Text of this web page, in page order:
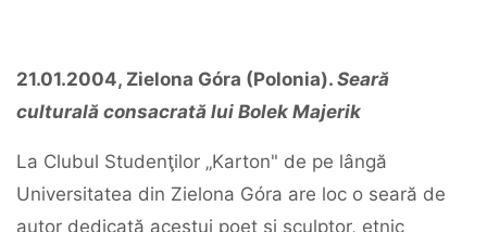
21.01.2004, Zielona Góra (Polonia). Seară
culturală consacrată lui Bolek Majerik
La Clubul Studenţilor „Karton" de pe lângă
Universitatea din Zielona Góra are loc o seară de
autor dedicată acestui poet şi sculptor, etnic